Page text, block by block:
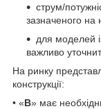
струм/
зазначеного на
для моделей
важливо
На ринку
конструкції:
• «B» має